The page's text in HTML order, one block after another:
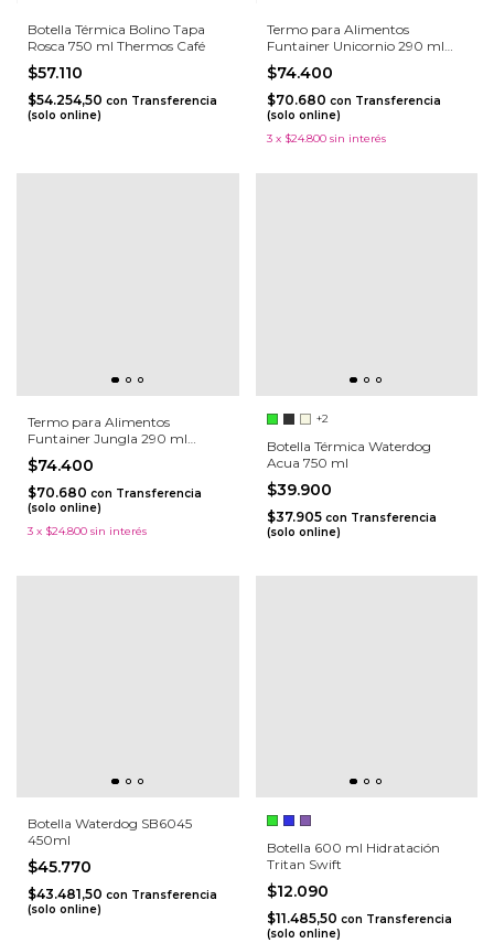
Botella Térmica Bolino Tapa
Rosca 750 ml Thermos Café
$57.110
$54.254,50 con Transferencia
(solo online)
Termo para Alimentos
Funtainer Unicornio 290 ml
Thermos
$74.400
$70.680 con Transferencia
(solo online)
3 x $24.800 sin interés
Termo para Alimentos
Funtainer Jungla 290 ml
Thermos
$74.400
$70.680 con Transferencia
(solo online)
3 x $24.800 sin interés
+2
Botella Térmica Waterdog
Acua 750 ml
$39.900
$37.905 con Transferencia
(solo online)
Botella Waterdog SB6045
450ml
$45.770
$43.481,50 con Transferencia
(solo online)
Botella 600 ml Hidratación
Tritan Swift
$12.090
$11.485,50 con Transferencia
(solo online)